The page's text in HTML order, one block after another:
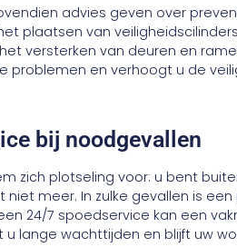
advies geven over
plaatsen van
versterken van deuren en
problemen en verhoogt u de
bij noodgevallen
zich plotseling voor: u bent
niet meer. In zulke gevallen is
24/7 spoedservice kan een
lange wachttijden en blijft uw